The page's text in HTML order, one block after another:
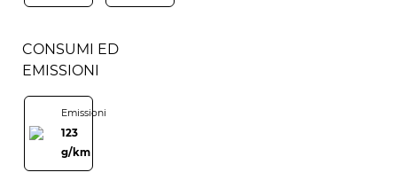
CONSUMI ED
EMISSIONI
Emissioni
123
g/km